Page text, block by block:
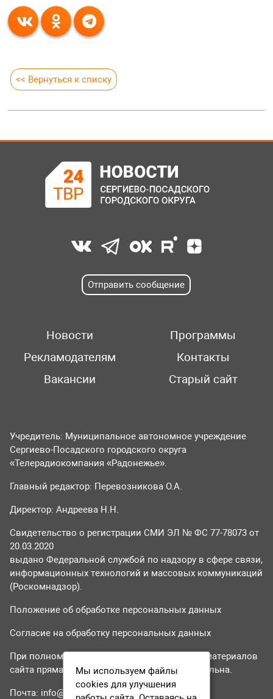
<< Вернуться к списку
Отправить сообщение
Новости
Программы
Рекламодателям
Контакты
Вакансии
Старый сайт
Учредитель: Муниципальное автономное учреждение
Сергиево-Посадского городского округа
«Телерадиокомпания «Радонежье».
Главный редактор: Перевозникова О.А.
Директор: Андреева Н.Н.
Свидетельство о регистрации СМИ ЭЛ № ФС 77-78073 от
20.03.2020
выдано Федеральной службой по надзору в сфере связи,
информационных технологий и массовых коммуникаций
(Роскомнадзор).
Положение об обработке персональных данных
Согласие на обработку персональных данных
При полном или частичном использовании материалов
сайта прямая гиперссылка на tvr24.tv обязательна.
Почта: info@tvr24.tv
Мы используем файлы
cookies для улучшения